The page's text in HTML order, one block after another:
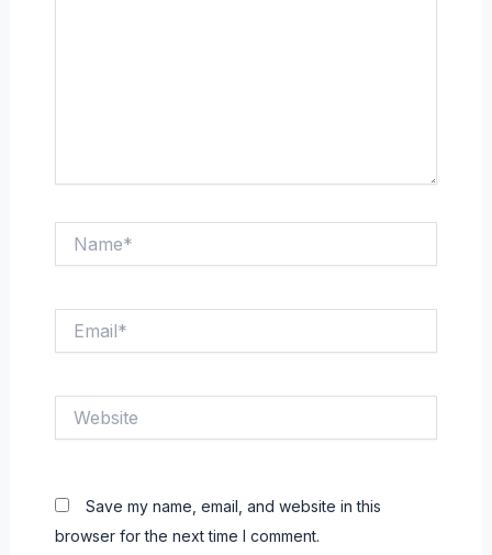
Save my name, email, and website in this
browser for the next time I comment.